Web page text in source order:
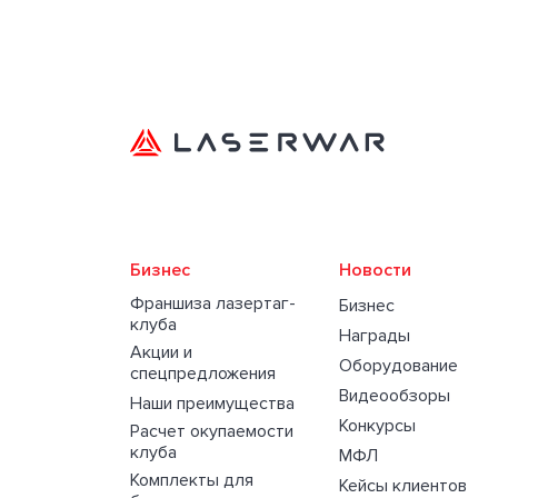
Бизнес
Франшиза лазертаг-
клуба
Акции и
спецпредложения
Наши преимущества
Расчет окупаемости
клуба
Комплекты для
Новости
Бизнес
Награды
Оборудование
Видеообзоры
Конкурсы
МФЛ
Кейсы клиентов